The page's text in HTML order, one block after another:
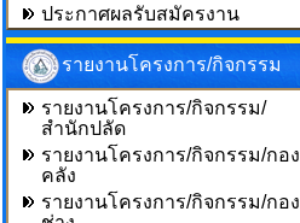
ประกาศผลรับสมัครงาน
รายงานโครงการ/กิจกรรม
รายงานโครงการ/กิจกรรม/
สำนักปลัด
รายงานโครงการ/กิจกรรม/กอง
คลัง
รายงานโครงการ/กิจกรรม/กอง